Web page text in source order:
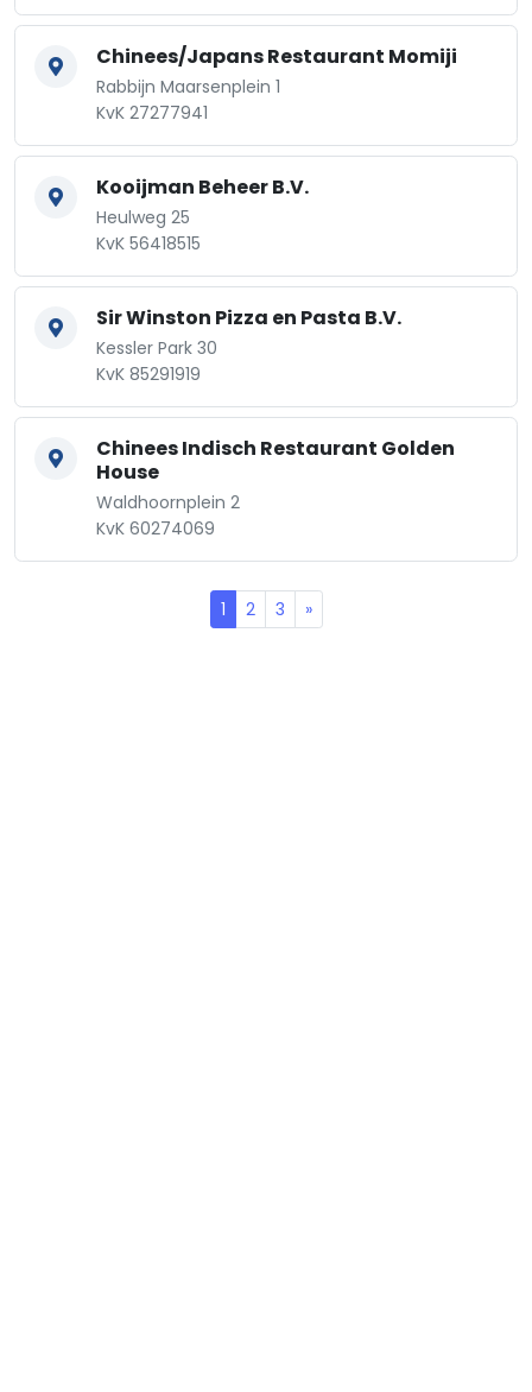
Chinees/Japans Restaurant Momiji
Rabbijn Maarsenplein 1
KvK 27277941
Kooijman Beheer B.V.
Heulweg 25
KvK 56418515
Sir Winston Pizza en Pasta B.V.
Kessler Park 30
KvK 85291919
Chinees Indisch Restaurant Golden
House
Waldhoornplein 2
KvK 60274069
1 2 3 »